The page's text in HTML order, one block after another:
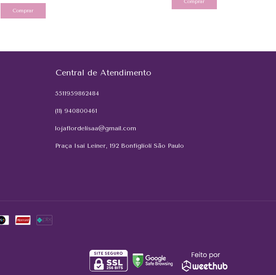
Comprar
Comprar
Central de Atendimento
5511959862484
(11) 940800461
lojaflordelisaa@gmail.com
Praça Isai Leiner, 192 Bonfiglioli São Paulo